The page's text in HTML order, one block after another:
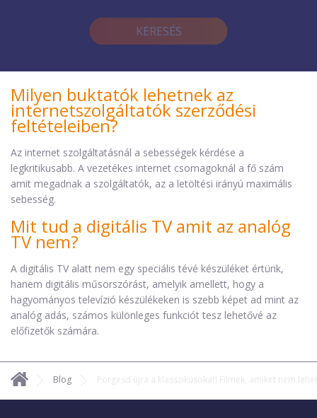
KERESÉS
Milyen buktatók lehetnek az
internetszolgáltatók szerződési
feltételeiben?
Az internet szolgáltatásnál a sebességek kérdése a
legkritikusabb. A vezetékes internet csomagoknál a fő szám
amit megadnak a szolgáltatók, az a letöltési irányú maximális
sebesség.
Mit tud a digitális TV amit az analóg
TV nem?
A digitális TV alatt nem egy speciális tévé készüléket értünk,
hanem digitális műsorszórást, amelyik amellett, hogy a
hagyományos televízió készülékeken is szebb képet ad mint az
analóg adás, számos különleges funkciót tesz lehetővé az
előfizetők számára.
Blog Pörgesd újra a klasszikusokat! Filmek, amiket nem